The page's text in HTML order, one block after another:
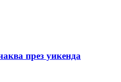
през уикенда